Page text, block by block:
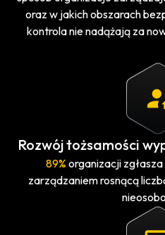
oraz w jakich obszarach
kontrola nie nadążają za
Rozwój tożsamości
89% organizacji
zarządzaniem rosnącą